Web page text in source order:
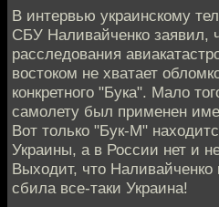
В интервью украинскому
СБУ Наливайченко заявил,
расследования
востоком не хватает
конкретного "Бука". Мало
самолету был применен
Вот только "Бук-М"
Украины, а в России нет и
Выходит, что Наливайченко
сбила все-таки Украина!